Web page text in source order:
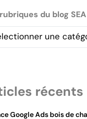
du blog SEA
récents
Google Ads bois de